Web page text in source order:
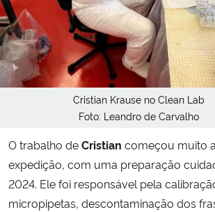
Cristian Krause no Clean Lab
Foto: Leandro de Carvalho
O trabalho deCristian começou muito
expedição, com uma preparação
2024. Ele foi responsável pela
micropipetas, descontaminação dos